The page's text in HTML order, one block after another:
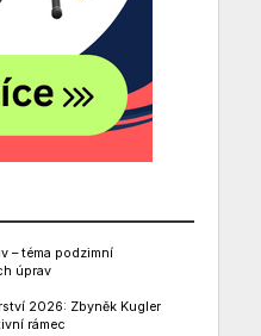
– téma podzimní
úprav
2026: Zbyněk Kugler
rámec